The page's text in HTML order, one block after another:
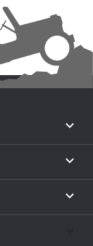


